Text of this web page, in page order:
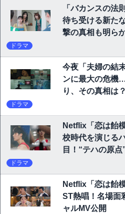
「バカンスの法
待ち受ける新た
撃の真相も明ら
ドラマ
今夜「夫婦の結
ンに最大の危機
り、その真相は
ドラマ
Netflix「恋は飴
校時代を演じる
目！“テハの原
ドラマ
Netflix「恋は飴
ST熱唱！名場面
ャルMV公開